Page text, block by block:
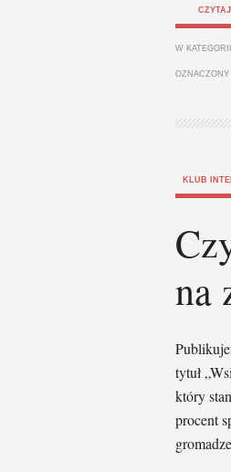
W
OZNACZONY
KLUB
na
tytuł
który
procent